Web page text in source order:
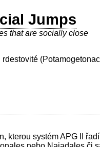
Jumps
that are socially close
kterou systém APG II